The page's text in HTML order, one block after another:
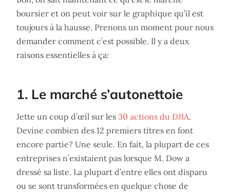
boursier et on peut voir sur le graphique qu’il est
toujours à la hausse. Prenons un moment pour nous
demander comment c’est possible. Il y a deux
raisons essentielles à ça:
1. Le marché s’autonettoie
Jette un coup d’œil sur les 30 actions du DJIA.
Devine combien des 12 premiers titres en font
encore partie? Une seule. En fait, la plupart de ces
entreprises n’existaient pas lorsque M. Dow a
dressé sa liste. La plupart d’entre elles ont disparu
ou se sont transformées en quelque chose de